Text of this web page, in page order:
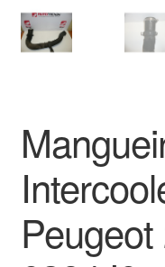
Política de
Sobre nós
Termos e Condições
Transporte